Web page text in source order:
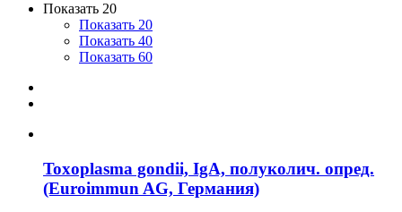
Показать 20
Показать 20
Показать 40
Показать 60
Toxoplasma gondii, IgA, полуколич. опред.
(Euroimmun AG, Германия)